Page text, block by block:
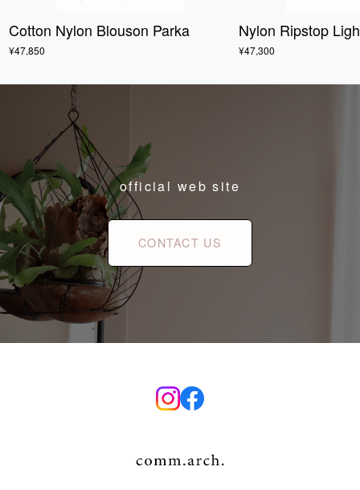
Cotton Nylon Blouson Parka
¥47,850
Nylon Ripstop
¥47,300
official web site
CONTACT US